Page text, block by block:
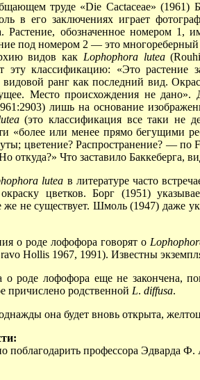
труде «Die Cactaceae» (1961)
в его заключениях играет
Растение, обозначенное номером 1,
под номером 2 — это
видов как Lophophora lutea
эту классификацию: «Это растение
ранг как последний вид.
Место происхождения не дано».
лишь на основание
(это классификация все таки не
«более или менее прямо бегущими
цветение?Распространение? —по
откуда?» Что заставило Баккеберга,
lutea в литературе часто
цветков. Борг (1951)
же не существует. Шмоль (1947) даже
о роде лофофора говорят о
Hollis 1967, 1991). Известны
о роде лофофора еще не закончена,
причислено родственной L. diffusa.
она будет вновь открыта,
поблагодарить профессора Эдварда